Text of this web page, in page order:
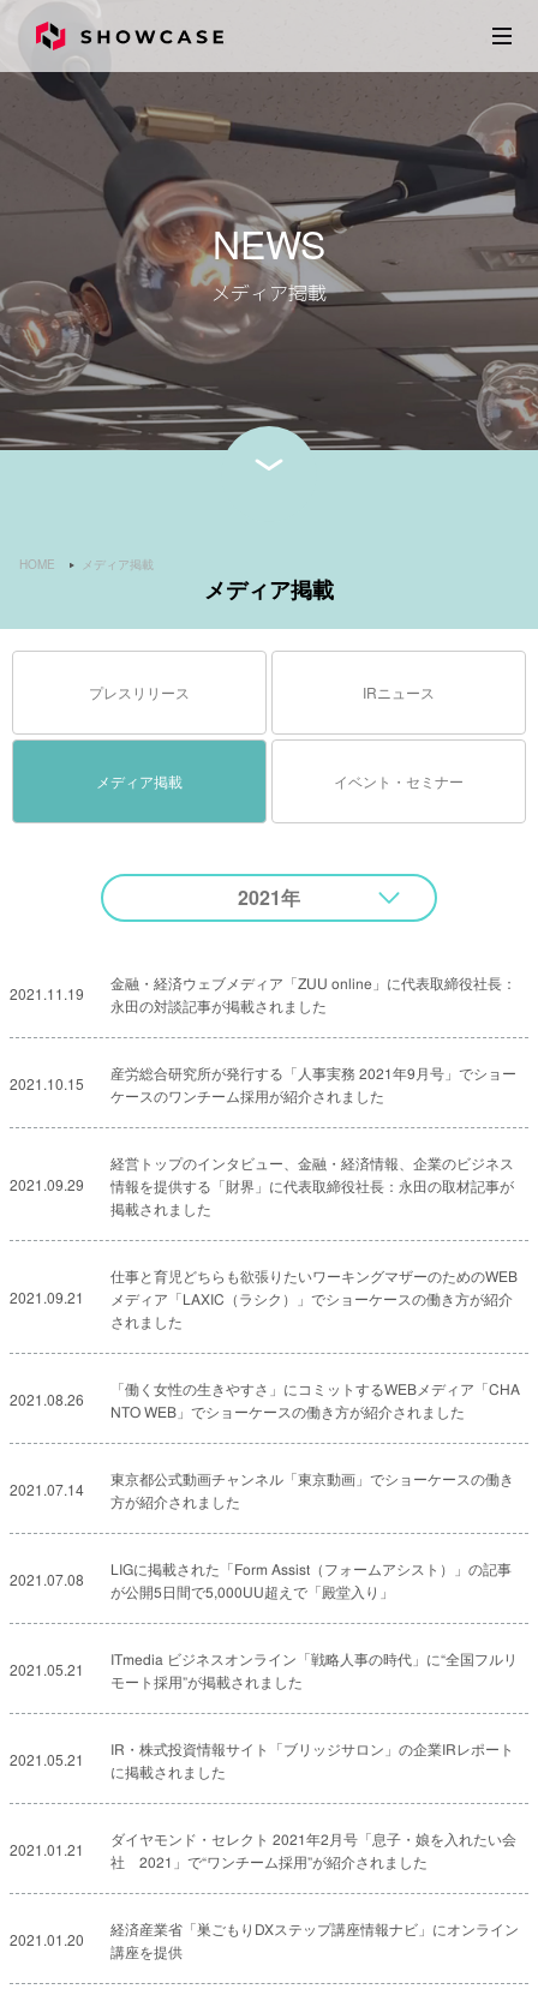
NEWS
メディア掲載
HOME メディア掲載
メディア掲載
プレスリリース IRニュース
メディア掲載 イベント・セミナー
2021年
2021.11.19 金融・経済ウェブメディア「ZUU online」に代表取締役社長：
永田の対談記事が掲載されました
2021.10.15 産労総合研究所が発行する「人事実務 2021年9月号」でショー
ケースのワンチーム採用が紹介されました
2021.09.29
経営トップのインタビュー、金融・経済情報、企業のビジネス
情報を提供する「財界」に代表取締役社長：永田の取材記事が
掲載されました
2021.09.21
仕事と育児どちらも欲張りたいワーキングマザーのためのWEB
メディア「LAXIC（ラシク）」でショーケースの働き方が紹介
されました
2021.08.26 「働く女性の生きやすさ」にコミットするWEBメディア「CHA
NTO WEB」でショーケースの働き方が紹介されました
2021.07.14 東京都公式動画チャンネル「東京動画」でショーケースの働き
方が紹介されました
2021.07.08 LIGに掲載された「Form Assist（フォームアシスト）」の記事
が公開5日間で5,000UU超えで「殿堂入り」
2021.05.21 ITmedia ビジネスオンライン「戦略人事の時代」に“全国フルリ
モート採用”が掲載されました
2021.05.21 IR・株式投資情報サイト「ブリッジサロン」の企業IRレポート
に掲載されました
2021.01.21 ダイヤモンド・セレクト 2021年2月号「息子・娘を入れたい会
社 2021」で“ワンチーム採用”が紹介されました
2021.01.20 経済産業省「巣ごもりDXステップ講座情報ナビ」にオンライン
講座を提供